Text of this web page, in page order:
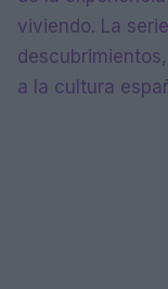
viviendo. La
a la cultura